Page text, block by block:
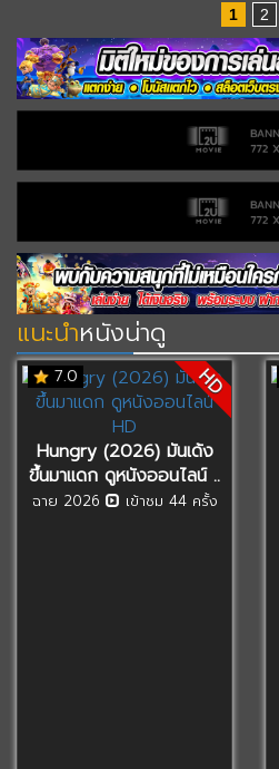
1 2
แนะนำหนังน่าดู
7.0 HD
Hungry (2026) มันเด้ง
ขึ้นมาแดก ดูหนังออนไลน์ ..
ฉาย 2026 เข้าชม 44 ครั้ง